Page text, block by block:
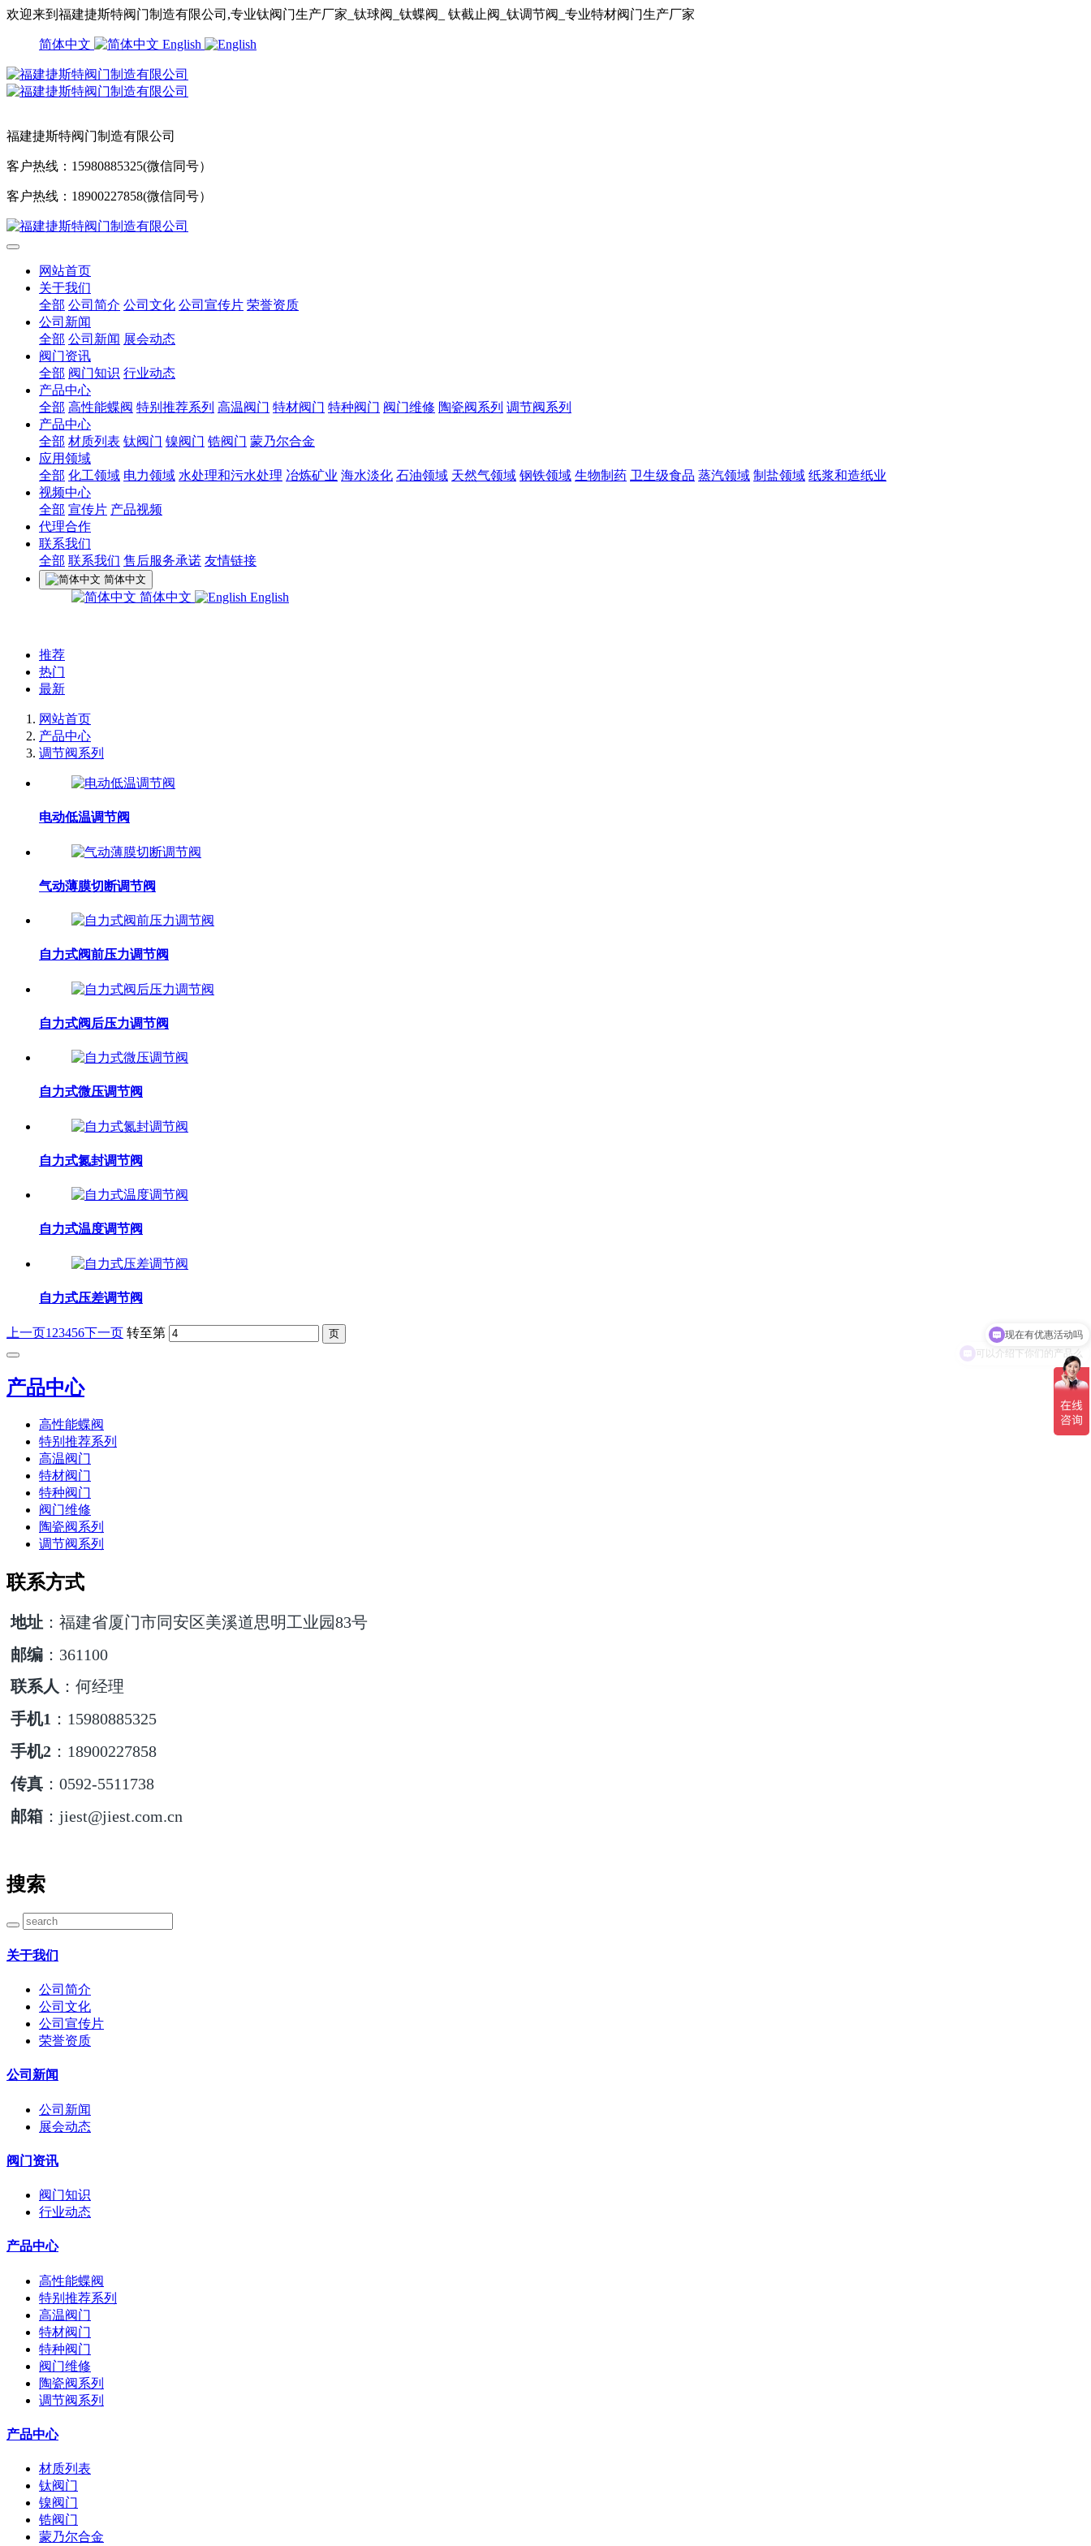
欢迎来到福建捷斯特阀门制造有限公司,专业钛阀门生产厂家_钛球阀_钛蝶阀_ 钛截止阀_钛调节阀_专业特材阀门生产厂家
简体中文 English
福建捷斯特阀门制造有限公司
客户热线：15980885325(微信同号）
客户热线：18900227858(微信同号）
网站首页
关于我们
全部 公司简介 公司文化 公司宣传片 荣誉资质
公司新闻
全部 公司新闻 展会动态
阀门资讯
全部 阀门知识 行业动态
产品中心
全部 高性能蝶阀 特别推荐系列 高温阀门 特材阀门 特种阀门 阀门维修 陶瓷阀系列 调节阀系列
产品中心
全部 材质列表 钛阀门 镍阀门 锆阀门 蒙乃尔合金
应用领域
全部 化工领域 电力领域 水处理和污水处理 冶炼矿业 海水淡化 石油领域 天然气领域 钢铁领域 生物制药 卫生级食品 蒸汽领域 制盐领域 纸浆和造纸业
视频中心
全部 宣传片 产品视频
代理合作
联系我们
全部 联系我们 售后服务承诺 友情链接
简体中文
简体中文 English
推荐
热门
最新
网站首页
产品中心
调节阀系列
电动低温调节阀
气动薄膜切断调节阀
自力式阀前压力调节阀
自力式阀后压力调节阀
自力式微压调节阀
自力式氮封调节阀
自力式温度调节阀
自力式压差调节阀
上一页1 23456下一页 转至第
产品中心
高性能蝶阀
特别推荐系列
高温阀门
特材阀门
特种阀门
阀门维修
陶瓷阀系列
调节阀系列
联系方式
地址 ：福建省厦门市同安区美溪道思明工业园83号
邮编 ：361100
联系人 ：何经理
手机1 ：15980885325
手机2 ：18900227858
传真 ：0592-5511738
邮箱 ：jiest@jiest.com.cn
搜索
关于我们
公司简介
公司文化
公司宣传片
荣誉资质
公司新闻
公司新闻
展会动态
阀门资讯
阀门知识
行业动态
产品中心
高性能蝶阀
特别推荐系列
高温阀门
特材阀门
特种阀门
阀门维修
陶瓷阀系列
调节阀系列
产品中心
材质列表
钛阀门
镍阀门
锆阀门
蒙乃尔合金
可以介绍下你们的产品么